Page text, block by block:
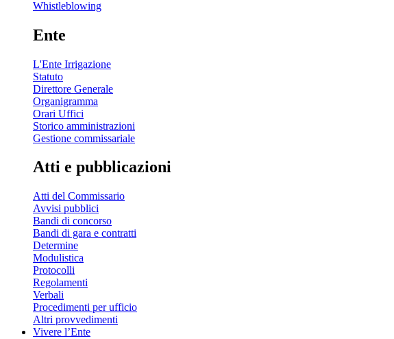
Whistleblowing
Ente
L'Ente Irrigazione
Statuto
Direttore Generale
Organigramma
Orari Uffici
Storico amministrazioni
Gestione commissariale
Atti e pubblicazioni
Atti del Commissario
Avvisi pubblici
Bandi di concorso
Bandi di gara e contratti
Determine
Modulistica
Protocolli
Regolamenti
Verbali
Procedimenti per ufficio
Altri provvedimenti
Vivere l’Ente